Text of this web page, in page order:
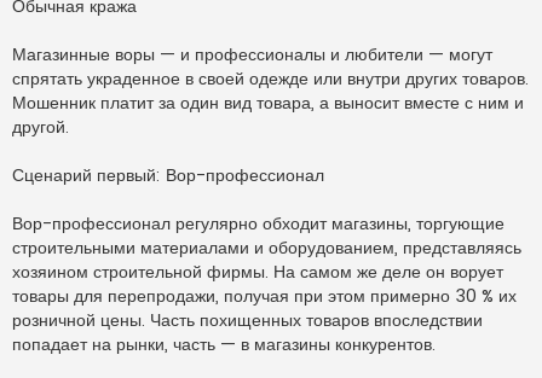
Обычная кража
Магазинные воры — и профессионалы и любители — могут
спрятать украденное в своей одежде или внутри других товаров.
Мошенник платит за один вид товара, а выносит вместе с ним и
другой.
Сценарий первый: Вор-профессионал
Вор-профессионал регулярно обходит магазины, торгующие
строительными материалами и оборудованием, представляясь
хозяином строительной фирмы. На самом же деле он ворует
товары для перепродажи, получая при этом примерно 30 % их
розничной цены. Часть похищенных товаров впоследствии
попадает на рынки, часть — в магазины конкурентов.